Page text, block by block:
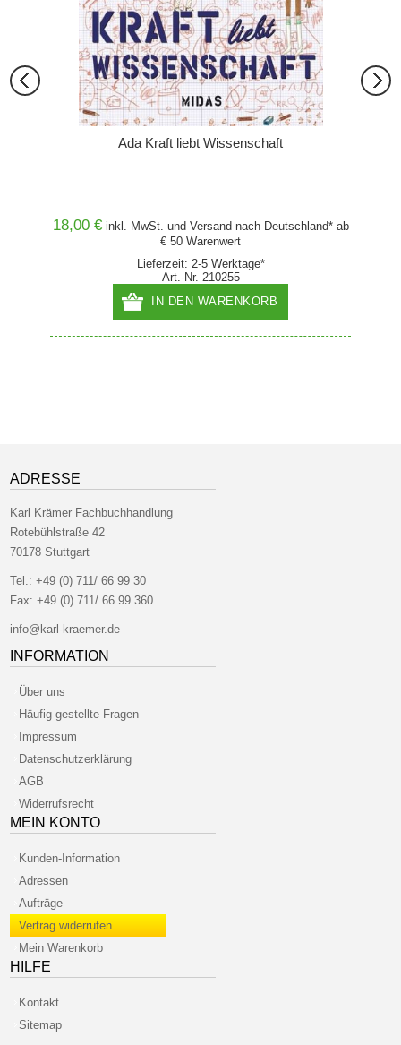
Ada Kraft liebt Wissenschaft
18,00 € inkl. MwSt. und Versandnach Deutschland* ab
€ 50 Warenwert
Lieferzeit: 2-5 Werktage*
Art.-Nr. 210255
IN DEN WARENKORB
ADRESSE
Karl Krämer Fachbuchhandlung
Rotebühlstraße 42
70178 Stuttgart
Tel.:+49 (0) 711/ 66 99 30
Fax: +49 (0) 711/ 66 99 360
info@karl-kraemer.de
INFORMATION
Über uns
Häufig gestellte Fragen
Impressum
Datenschutzerklärung
AGB
Widerrufsrecht
MEIN KONTO
Kunden-Information
Adressen
Aufträge
Vertrag widerrufen
Mein Warenkorb
HILFE
Kontakt
Sitemap